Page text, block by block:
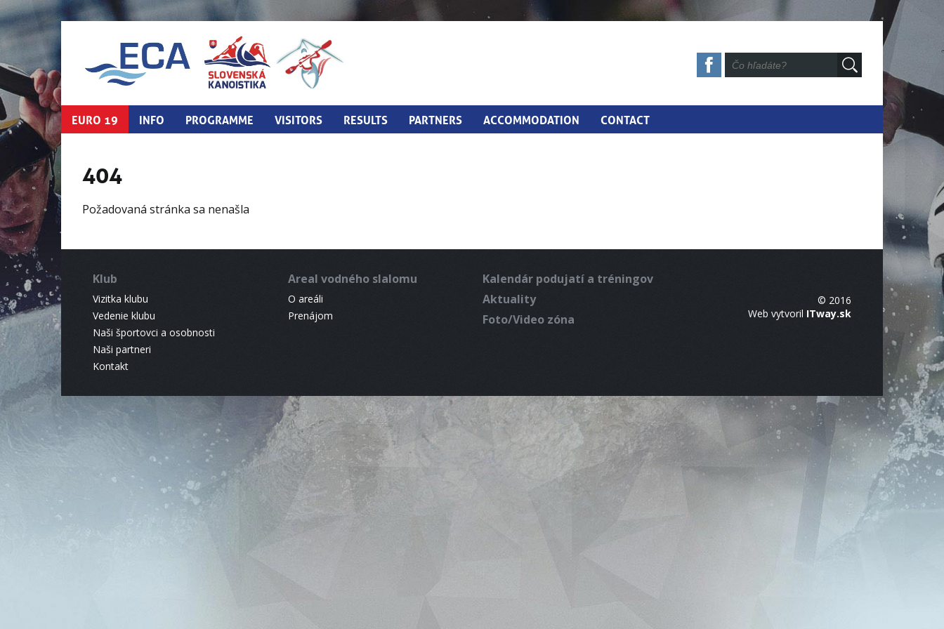
EURO 19 INFO PROGRAMME VISITORS RESULTS PARTNERS ACCOMMODATION CONTACT
404
Požadovaná stránka sa nenašla
Klub
Vizitka klubu
Vedenie klubu
Naši športovci a osobnosti
Naši partneri
Kontakt
Areal vodného slalomu
O areáli
Prenájom
Kalendár podujatí a tréningov
Aktuality
Foto/Video zóna
© 2016
Web vytvoril ITway.sk